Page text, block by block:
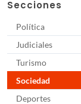
Secciones
Política
Judiciales
Turismo
Sociedad
Deportes